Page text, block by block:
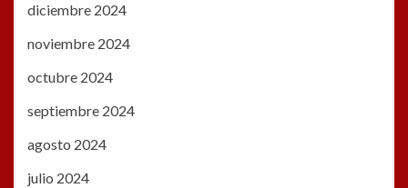
diciembre 2024
noviembre 2024
octubre 2024
septiembre 2024
agosto 2024
julio 2024